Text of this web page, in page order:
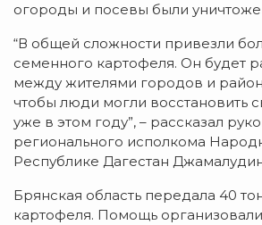
огороды и посевы были
“В общей сложности привезли
семенного картофеля. Он будет
между жителями городов и
чтобы люди могли восстановить
уже в этом году”, – рассказал
регионального исполкома
Республике Дагестан
Брянская область передала 40
картофеля. Помощь